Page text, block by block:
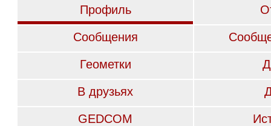
Профиль
Сообщения
Геометки
В друзьях
GEDCOM